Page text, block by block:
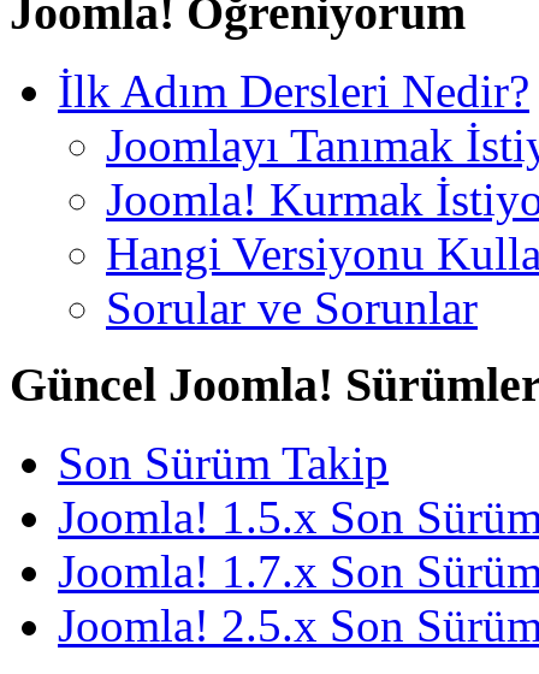
Joomla! Öğreniyorum
İlk Adım Dersleri Nedir?
Joomlayı Tanımak
Joomla! Kurmak
Hangi Versiyonu
Sorular ve Sorunlar
Güncel Joomla!
Son Sürüm Takip
Joomla! 1.5.x Son
Joomla! 1.7.x Son
Joomla! 2.5.x Son